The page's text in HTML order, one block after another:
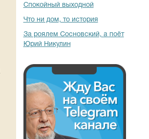
Спокойный выходной
Что ни дом, то история
За роялем Сосновский, а поёт
Юрий Никулин